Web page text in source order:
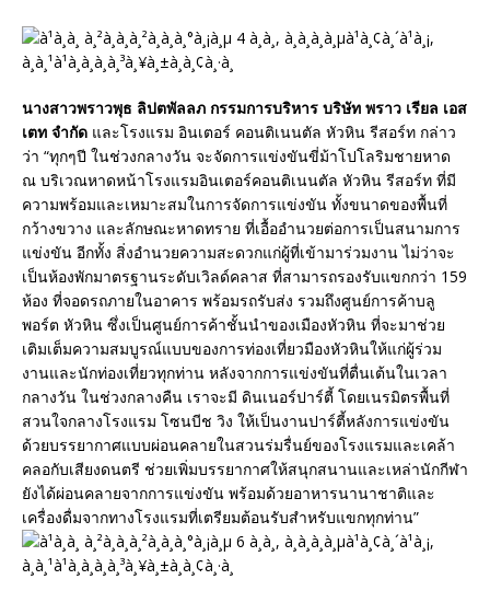
นางสาวพราวพุธ ลิปตพัลลภ กรรมการบริหาร บริษัท พราว เรียล เอส
เตท จำกัด และโรงแรม อินเตอร์ คอนติเนนตัล หัวหิน รีสอร์ท กล่าว
ว่า “ทุกๆปี ในช่วงกลางวัน จะจัดการแข่งขันขี่ม้าโปโลริมชายหาด
ณ บริเวณหาดหน้าโรงแรมอินเตอร์คอนติเนนตัล หัวหิน รีสอร์ท ที่มี
ความพร้อมและเหมาะสมในการจัดการแข่งขัน ทั้งขนาดของพื้นที่
กว้างขวาง และลักษณะหาดทราย ที่เอื้ออำนวยต่อการเป็นสนามการ
แข่งขัน อีกทั้ง สิ่งอำนวยความสะดวกแก่ผู้ที่เข้ามาร่วมงาน ไม่ว่าจะ
เป็นห้องพักมาตรฐานระดับเวิลด์คลาส ที่สามารถรองรับแขกกว่า 159
ห้อง ที่จอดรถภายในอาคาร พร้อมรถรับส่ง รวมถึงศูนย์การค้าบลู
พอร์ต หัวหิน ซึ่งเป็นศูนย์การค้าชั้นนำของเมืองหัวหิน ที่จะมาช่วย
เติมเต็มความสมบูรณ์แบบของการท่องเที่ยวมืองหัวหินให้แก่ผู้ร่วม
งานและนักท่องเที่ยวทุกท่าน หลังจากการแข่งขันที่ตื่นเต้นในเวลา
กลางวัน ในช่วงกลางคืน เราจะมี ดินเนอร์ปาร์ตี้ โดยเนรมิตรพื้นที่
สวนใจกลางโรงแรม โซนบีช วิง ให้เป็นงานปาร์ตี้หลังการแข่งขัน
ด้วยบรรยากาศแบบผ่อนคลายในสวนร่มรื่นย์ของโรงแรมและเคล้า
คลอกับเสียงดนตรี ช่วยเพิ่มบรรยากาศให้สนุกสนานและเหล่านักกีฬา
ยังได้ผ่อนคลายจากการแข่งขัน พร้อมด้วยอาหารนานาชาติและ
เครื่องดื่มจากทางโรงแรมที่เตรียมต้อนรับสำหรับแขกทุกท่าน”